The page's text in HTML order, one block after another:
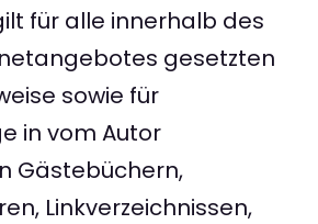
für alle innerhalb des
gesetzten
sowie für
in vom Autor
Gästebüchern,
Linkverzeichnissen,